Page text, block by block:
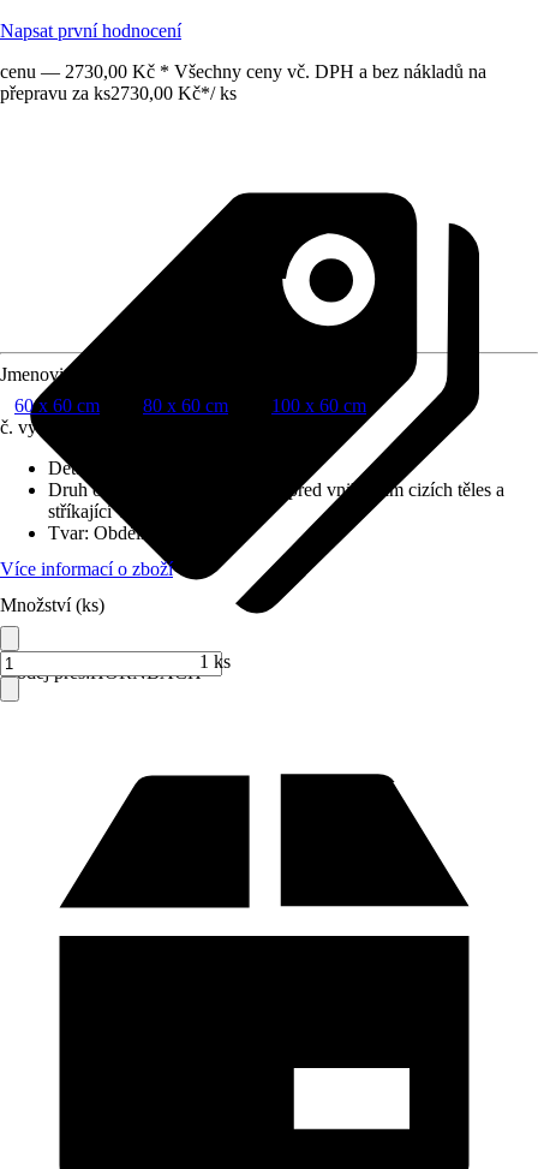
Napsat první hodnocení
cenu — 2730,00 Kč * Všechny ceny vč. DPH a bez nákladů na
přepravu za ks2730,00 Kč*/ ks
Prodej přes:HORNBACH
Jmenovitý rozměr v cm
60 x 60 cm
80 x 60 cm
100 x 60 cm
č. výrobku
Detaily výrobku
Druh ochrany
IP 44 (chráněno před vniknutím cizích těles a
stříkající vody)
Tvar: Obdélníkový
Více informací o zboží
Množství (ks)
1 ks